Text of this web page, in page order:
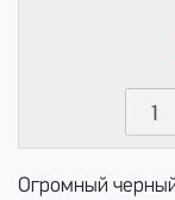
Огромный